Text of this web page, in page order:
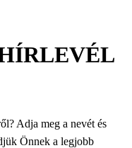
Adja meg a nevét és
Önnek a legjobb